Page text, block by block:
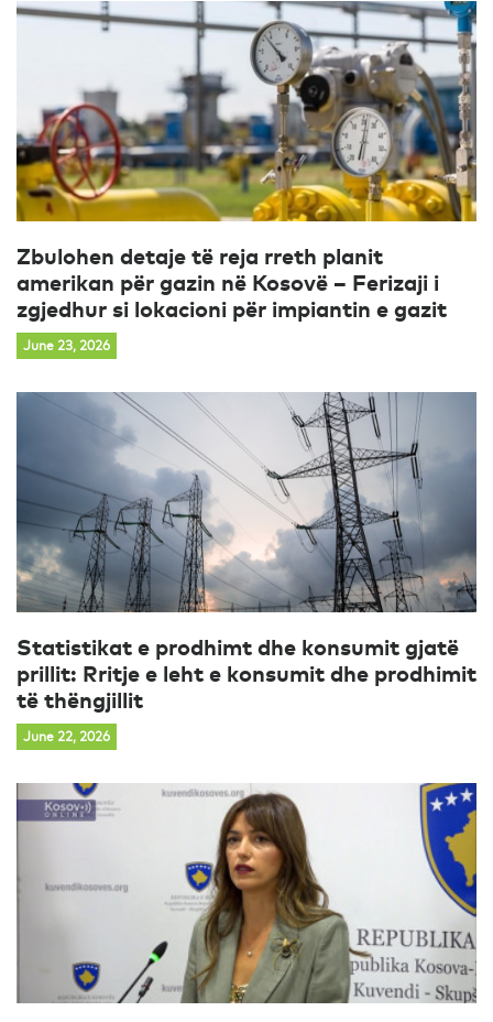
Zbulohen detaje të reja rreth planit
amerikan për gazin në Kosovë – Ferizaji i
zgjedhur si lokacioni për impiantin e gazit
June 23, 2026
Statistikat e prodhimt dhe konsumit gjatë
prillit: Rritje e leht e konsumit dhe prodhimit
të thëngjillit
June 22, 2026